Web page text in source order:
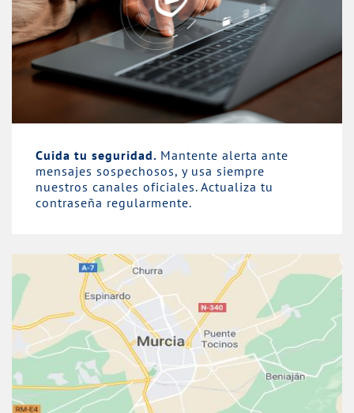
Cuida tu seguridad. Mantente alerta ante
mensajes sospechosos, y usa siempre
nuestros canales oficiales. Actualiza tu
contraseña regularmente.